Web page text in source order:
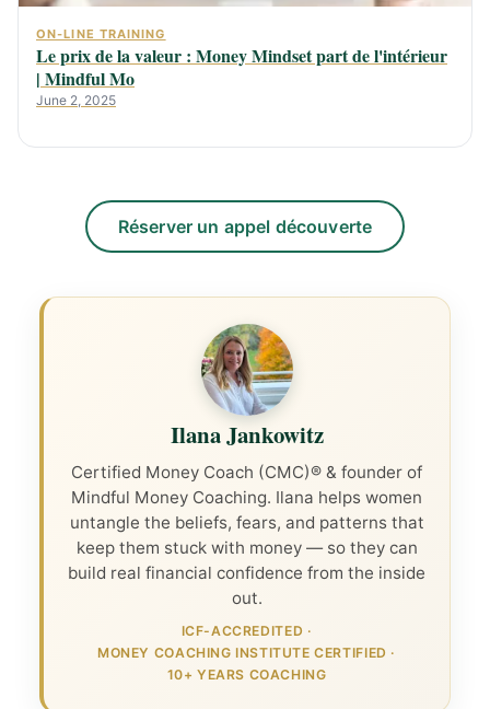
ON-LINE TRAINING
Le prix de la valeur : Money Mindset part de l'intérieur
| Mindful Mo
June 2, 2025
Réserver un appel découverte
Ilana Jankowitz
Certified Money Coach (CMC)® & founder of
Mindful Money Coaching. Ilana helps women
untangle the beliefs, fears, and patterns that
keep them stuck with money — so they can
build real financial confidence from the inside
out.
ICF-ACCREDITED ·
MONEY COACHING INSTITUTE CERTIFIED ·
10+ YEARS COACHING